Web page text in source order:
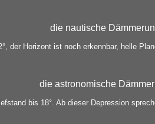
die nautische
der Horizont ist noch erkennbar, helle
die astronomische
bis 18°. Ab dieser Depression